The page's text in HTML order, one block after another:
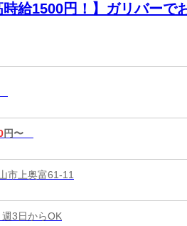
時給1500円！】ガリバーで
円〜
市上奥富61-11
3日からOK